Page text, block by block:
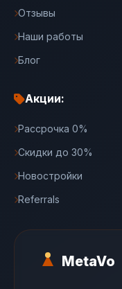
MetaVo
Отзывы
Наши работы
Блог
Акции:
Рассрочка 0%
Скидки до 30%
Новостройки
Referrals